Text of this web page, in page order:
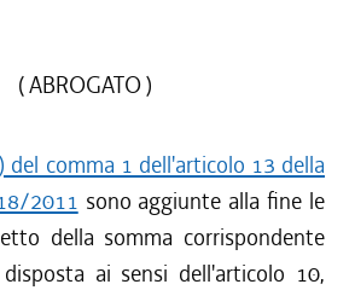
( ABROGATO )
del comma 1 dell'articolo 13 della
2011 sono aggiunte alla fine le
della somma corrispondente
disposta ai sensi dell'articolo 10,